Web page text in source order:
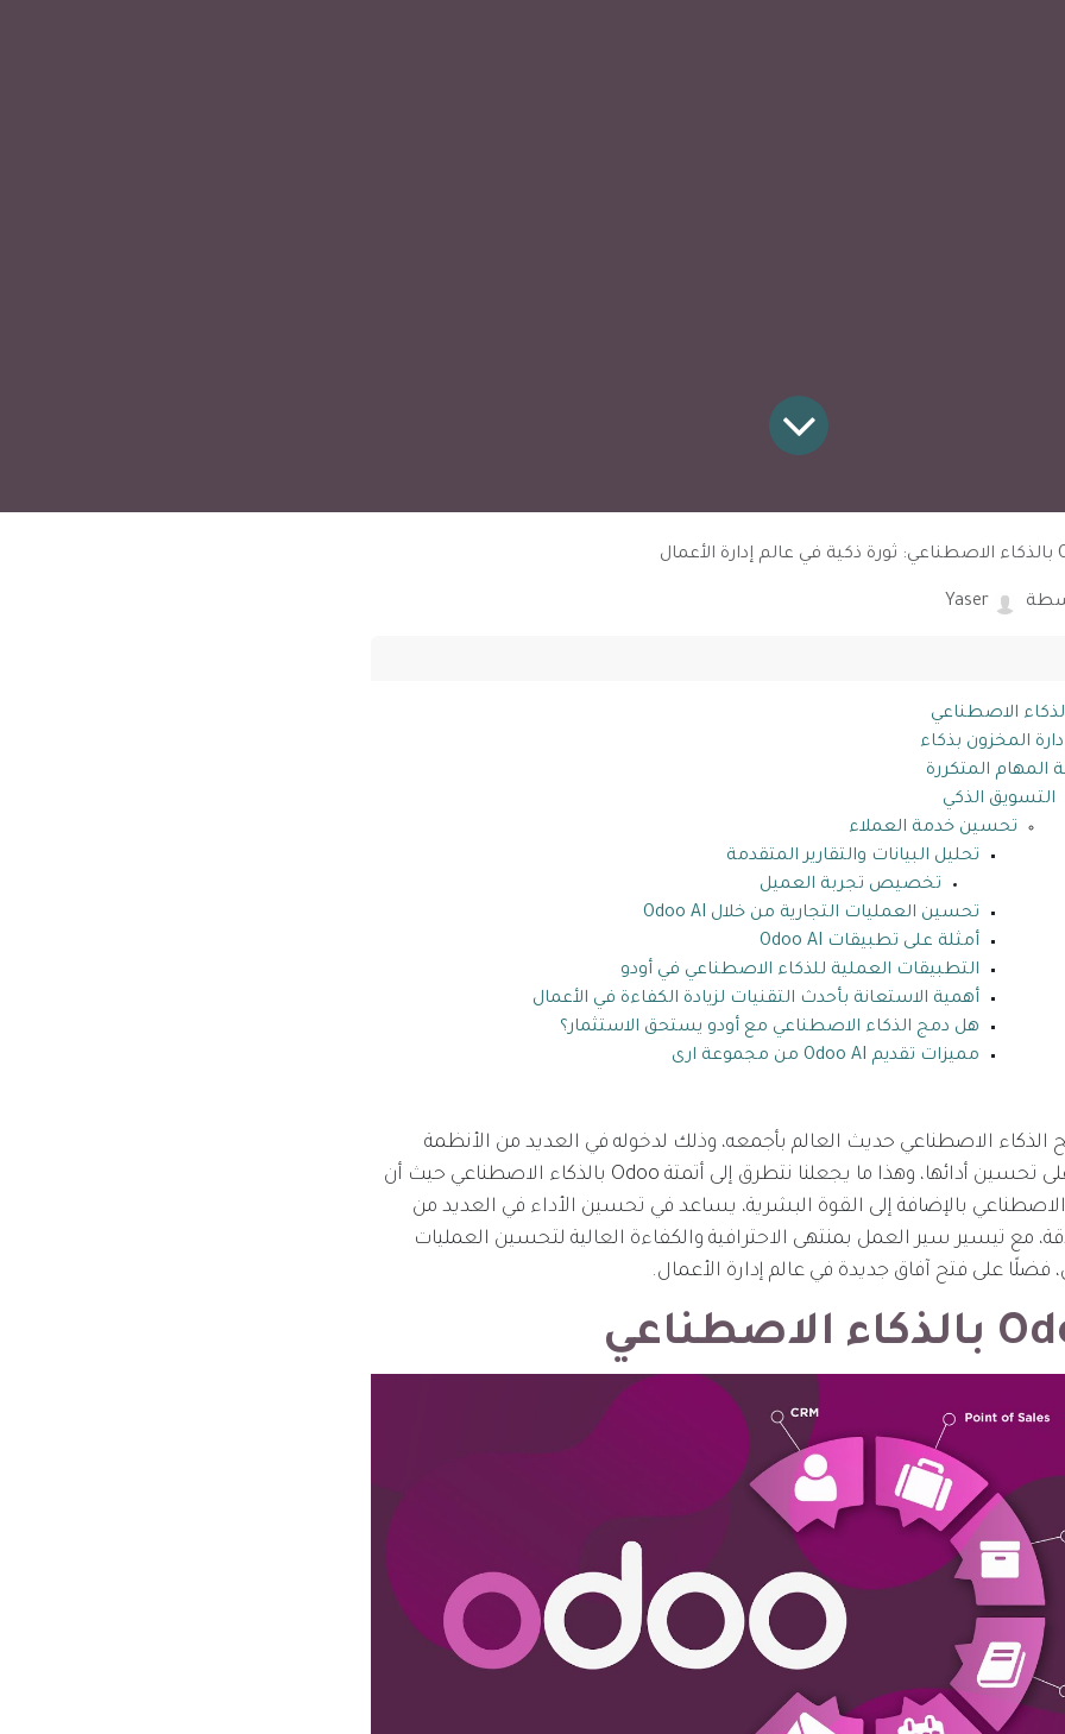
Yaser
المخزون بذكاء
المهام المتكررة
التسويق الذكي
تحسين خدمة العملاء
تحليل البيانات والتقارير المتقدمة
تخصيص تجربة العميل
تحسين العمليات التجارية من خلال Odoo AI
أمثلة على تطبيقات Odoo AI
التطبيقات العملية للذكاء الاصطناعي في أودو
أهمية الاستعانة بأحدث التقنيات لزيادة الكفاءة في الأعمال
هل دمج الذكاء الاصطناعي مع أودو يستحق الاستثمار؟
مميزات تقديم Odoo AI من مجموعة ارى
الذكاء الاصطناعي حديث العالم بأجمعه، وذلك لدخوله في العديد من الأنظمة
الحديثة التي تعمل على تحسين أدائها، وهذا ما يجعلنا نتطرق إلى أتمتة Odoo بالذكاء الاصطناعي حيث أن
بالإضافة إلى القوة البشرية، يساعد في تحسين الأداء في العديد من
مع تيسير سير العمل بمنتهى الاحترافية والكفاءة العالية لتحسين العمليات
فضلًا على فتح آفاق جديدة في عالم إدارة الأعمال.